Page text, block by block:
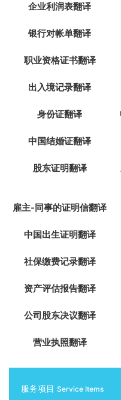
企业利润表翻译
银行对帐单翻译
职业资格证书翻译
出入境记录翻译
身份证翻译
中国结婚证翻译
股东证明翻译
雇主-同事的证明信翻译
中国出生证明翻译
社保缴费记录翻译
资产评估报告翻译
公司股东决议翻译
营业执照翻译
服务项目 Service Items